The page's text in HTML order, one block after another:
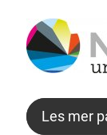
Les mer